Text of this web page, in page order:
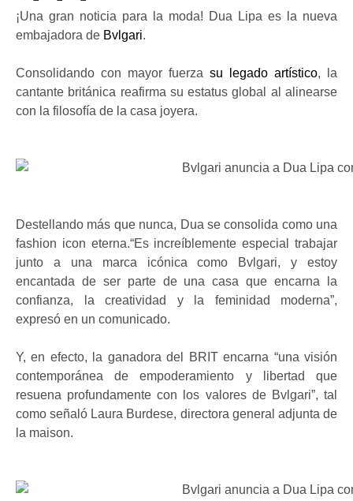
¡Una gran noticia para la moda! Dua Lipa es la nueva
embajadora de Bvlgari.
Consolidando con mayor fuerza su legado artístico, la
cantante británica reafirma su estatus global al alinearse
con la filosofía de la casa joyera.
Destellando más que nunca, Dua se consolida como una
fashion icon eterna.“Es increíblemente especial trabajar
junto a una marca icónica como Bvlgari, y estoy
encantada de ser parte de una casa que encarna la
confianza, la creatividad y la feminidad moderna”,
expresó en un comunicado.
Y, en efecto, la ganadora del BRIT encarna “una visión
contemporánea de empoderamiento y libertad que
resuena profundamente con los valores de Bvlgari”, tal
como señaló Laura Burdese, directora general adjunta de
la maison.